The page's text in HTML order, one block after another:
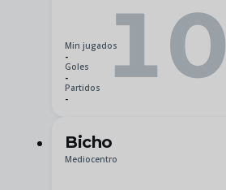
Min jugados
-
Goles
-
Partidos
-
10
Bicho
Mediocentro